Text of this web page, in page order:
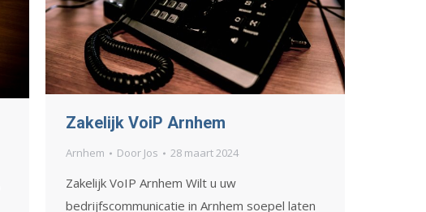
Zakelijk VoiP Arnhem
Arnhem Door Jos 28 maart 2024
Zakelijk VoIP Arnhem Wilt u uw
bedrijfscommunicatie in Arnhem soepel laten